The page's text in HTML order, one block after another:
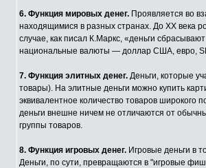
6. Функция мировых денег. Проявляется во
находящимися в разных странах. До XX века
случае, как писал К.Маркс, «деньги
национальные валюты — доллар США, евро,
7. Функция элитных денег. Деньги, которые
товары). На элитные деньги можно купить
эквивалентное количество товаров широкого
деньги внешне ничем не отличаются от
группы товаров.
8. Функция игровых денег. Игровые деньги в
Деньги, по сути, превращаются в "игровые